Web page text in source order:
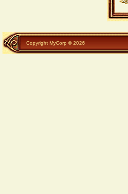
Copyright MyCorp © 2026